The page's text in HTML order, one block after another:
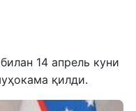
14 апрель куни
қилди.